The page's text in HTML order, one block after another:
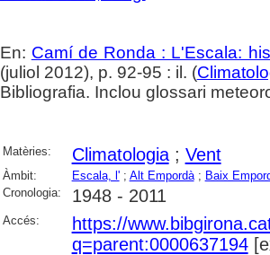
En: Camí de Ronda : L'Escala:
(juliol 2012), p. 92-95 : il. (
Bibliografia. Inclou glossari
Matèries: Climatologia; Vent
Àmbit: Escala, l'; Alt Empordà; Baix
Cronologia:
1948 - 2011
Accés:
https://
q=parent:0000637194